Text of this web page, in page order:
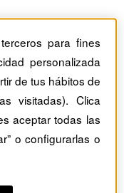
para fines
personalizada
de tus hábitos de
visitadas). Clica
aceptar todas las
o configurarlas o